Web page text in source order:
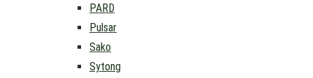
PARD
Pulsar
Sako
Sytong